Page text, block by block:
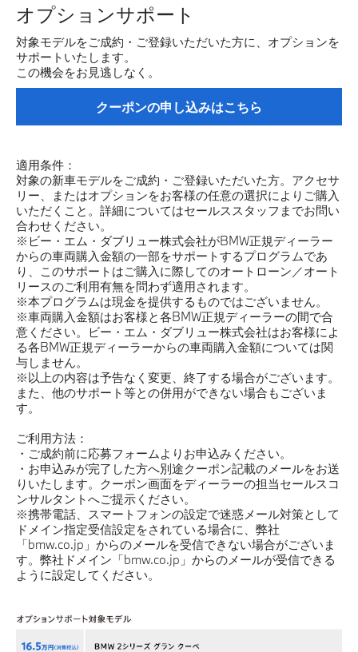
オプションサポート
対象モデルをご成約・ご登録いただいた方に、オプションを
サポートいたします。
この機会をお見逃しなく。
クーポンの申し込みはこちら
適用条件：
対象の新車モデルをご成約・ご登録いただいた方。アクセサ
リー、またはオプションをお客様の任意の選択によりご購入
いただくこと。詳細についてはセールススタッフまでお問い
合わせください。
※ビー・エム・ダブリュー株式会社がBMW正規ディーラー
からの車両購入金額の一部をサポートするプログラムであ
り、このサポートはご購入に際してのオートローン／オート
リースのご利用有無を問わず適用されます。
※本プログラムは現金を提供するものではございません。
※車両購入金額はお客様と各BMW正規ディーラーの間で合
意ください。ビー・エム・ダブリュー株式会社はお客様によ
る各BMW正規ディーラーからの車両購入金額については関
与しません。
※以上の内容は予告なく変更、終了する場合がございます。
また、他のサポート等との併用ができない場合もございま
す。
ご利用方法：
・ご成約前に応募フォームよりお申込みください。
・お申込みが完了した方へ別途クーポン記載のメールをお送
りいたします。クーポン画面をディーラーの担当セールスコ
ンサルタントへご提示ください。
※携帯電話、スマートフォンの設定で迷惑メール対策として
ドメイン指定受信設定をされている場合に、弊社
「bmw.co.jp」からのメールを受信できない場合がございま
す。弊社ドメイン「bmw.co.jp」からのメールが受信できる
ように設定してください。